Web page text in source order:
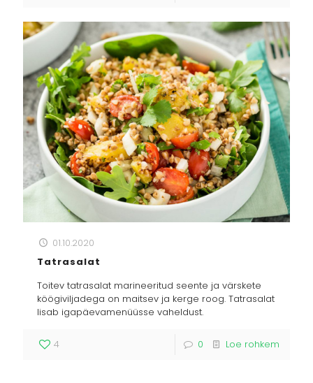
01.10.2020
Tatrasalat
Toitev tatrasalat marineeritud seente ja värskete
köögiviljadega on maitsev ja kerge roog. Tatrasalat
lisab igapäevamenüüsse vaheldust.
4 0 Loe rohkem